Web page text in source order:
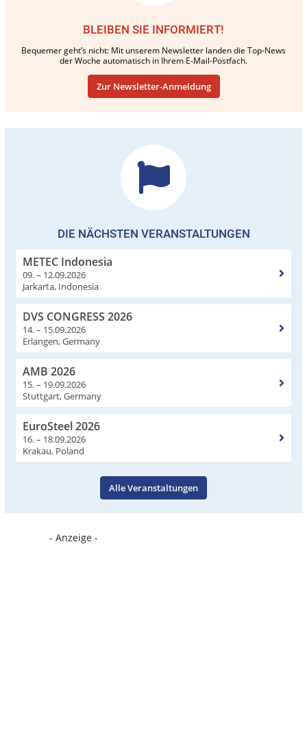
BLEIBEN SIE INFORMIERT!
Bequemer geht’s nicht: Mit unserem Newsletter landen die Top-News
der Woche automatisch in Ihrem E-Mail-Postfach.
Zur Newsletter-Anmeldung
DIE NÄCHSTEN VERANSTALTUNGEN
METEC Indonesia
09. – 12.09.2026
Jarkarta, Indonesia
DVS CONGRESS 2026
14. – 15.09.2026
Erlangen, Germany
AMB 2026
15. – 19.09.2026
Stuttgart, Germany
EuroSteel 2026
16. – 18.09.2026
Krakau, Poland
Alle Veranstaltungen
- Anzeige -